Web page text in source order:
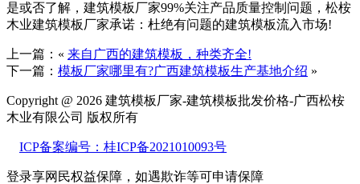
是或否了解，建筑模板厂家99%关注产品质量控制问题，松桉
木业建筑模板厂家承诺：杜绝有问题的建筑模板流入市场!
上一篇：« 来自广西的建筑模板，种类齐全!
下一篇： 模板厂家哪里有?广西建筑模板生产基地介绍 »
Copyright @ 2026 建筑模板厂家-建筑模板批发价格-广西松桉
木业有限公司 版权所有
ICP备案编号：桂ICP备2021010093号
登录享网民权益保障，如遇欺诈等可申请保障